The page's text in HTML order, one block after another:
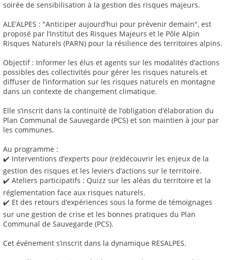
soirée de sensibilisation à la gestion des risques majeurs.
ALE’ALPES : "Anticiper aujourd’hui pour prévenir demain", est
proposé par l’Institut des Risques Majeurs et le Pôle Alpin
Risques Naturels (PARN) pour la résilience des territoires alpins.
Objectif : Informer les élus et agents sur les modalités d’actions
possibles des collectivités pour gérer les risques naturels et
diffuser de l’information sur les risques naturels en montagne
dans un contexte de changement climatique.
Elle s’inscrit dans la continuité de l’obligation d’élaboration du
Plan Communal de Sauvegarde (PCS) et son maintien à jour par
les communes.
Au programme :
✔️ Interventions d’experts pour (re)découvrir les enjeux de la
gestion des risques et les leviers d’actions sur le territoire.
✔️ Ateliers participatifs : Quizz sur les aléas du territoire et la
réglementation face aux risques naturels.
✔️ Et des retours d’expériences sous la forme de témoignages
sur une gestion de crise et les bonnes pratiques du Plan
Communal de Sauvegarde (PCS).
Cet événement s’inscrit dans la dynamique RESALPES.